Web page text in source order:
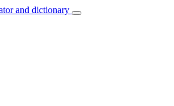
and dictionary